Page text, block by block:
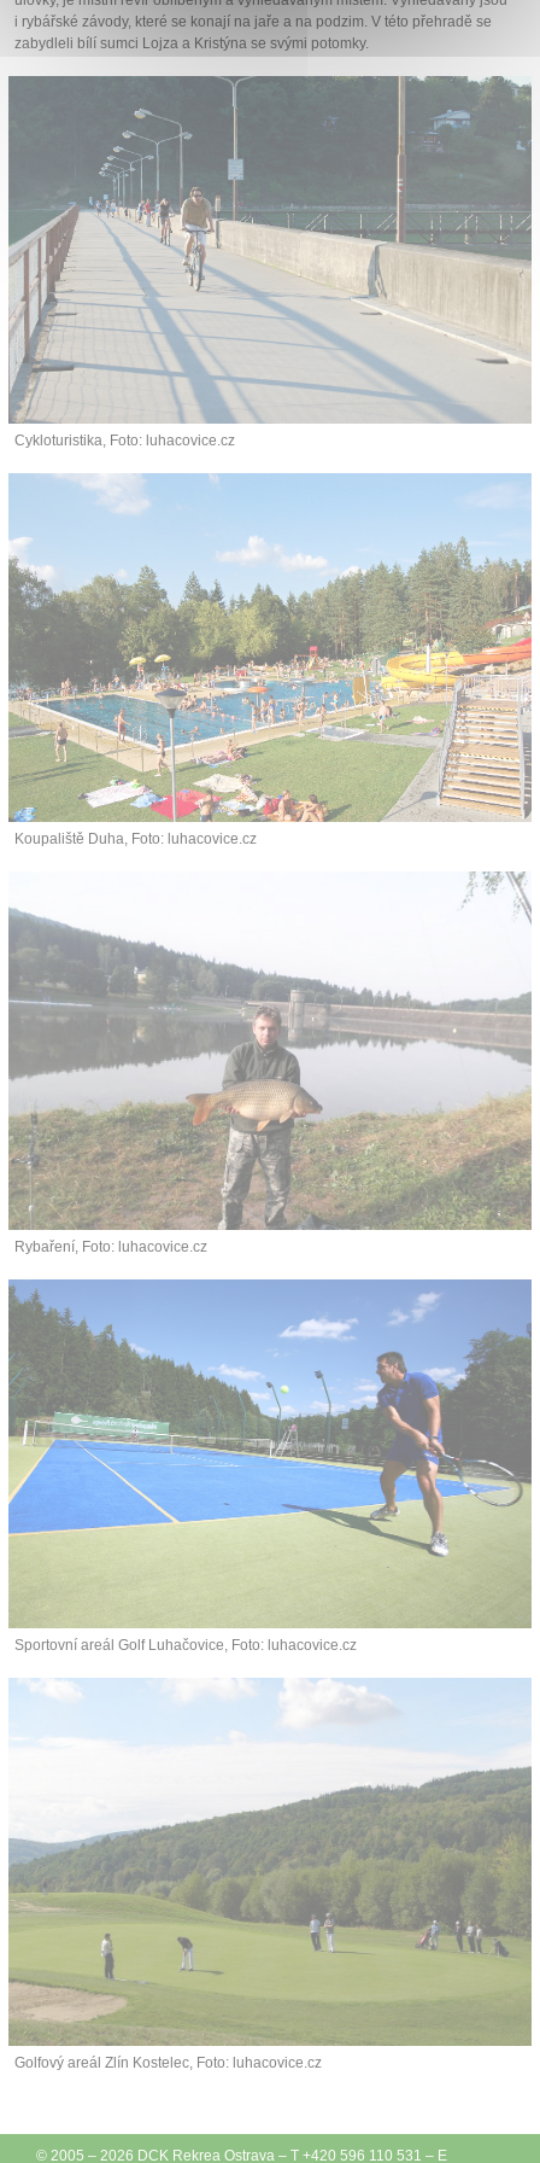
i rybářské závody, které se konají na jaře a na podzim. V této přehradě se
zabydleli bílí sumci Lojza a Kristýna se svými potomky.
Cykloturistika, Foto: luhacovice.cz
Koupaliště Duha, Foto: luhacovice.cz
Rybaření, Foto: luhacovice.cz
Sportovní areál Golf Luhačovice, Foto: luhacovice.cz
Golfový areál Zlín Kostelec, Foto: luhacovice.cz
© 2005 – 2026 DCK Rekrea Ostrava – T +420 596 110 531 – E